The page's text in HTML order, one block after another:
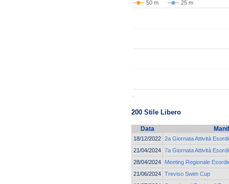
50 m 25 m
200 Stile Libero
Data
18/12/2022 2a Giornata Attività
21/04/2024 7a Giornata Attività
28/04/2024
Meeting Regionale
21/06/2024 Treviso Swim Cup